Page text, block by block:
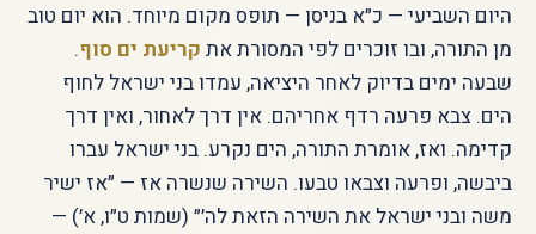
היום השביעי — כ״א בניסן — תופס מקום מיוחד. הוא יום טוב
מן התורה, ובו זוכרים לפי המסורת את קריעת ים סוף.
שבעה ימים בדיוק לאחר היציאה, עמדו בני ישראל לחוף
הים. צבא פרעה רדף אחריהם. אין דרך לאחור, ואין דרך
קדימה. ואז, אומרת התורה, הים נקרע. בני ישראל עברו
ביבשה, ופרעה וצבאו טבעו. השירה שנשרה אז — ״אז ישיר
משה ובני ישראל את השירה הזאת לה׳״ (שמות ט״ו, א׳) —